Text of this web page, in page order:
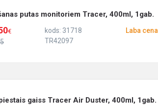
putas monitoriem Tracer, 400ml, 1gab.
€
kods: 31718
TR42097
Laba cena
gaiss Tracer Air Duster, 400ml, 1gab.